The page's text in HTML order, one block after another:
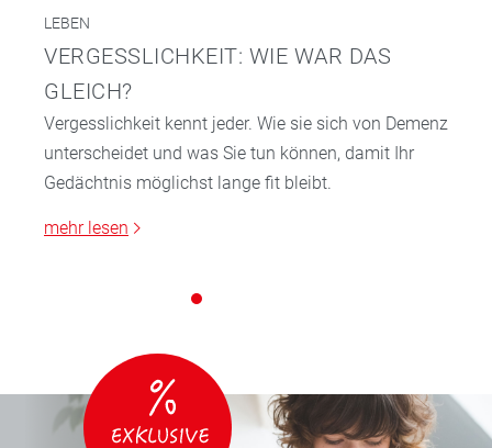
LEBEN
VERGESSLICHKEIT: WIE WAR DAS
GLEICH?
Vergesslichkeit kennt jeder. Wie sie sich von Demenz
unterscheidet und was Sie tun können, damit Ihr
Gedächtnis möglichst lange fit bleibt.
mehr lesen